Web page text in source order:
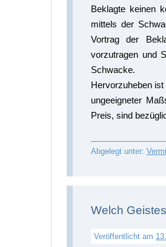
Beklagte keinen
mittels der
Vortrag der
vorzutragen und
Schwacke.
Hervorzuheben
ungeeigneter
Preis, sind
Abgelegt unter:
Welch
Veröffentlicht am